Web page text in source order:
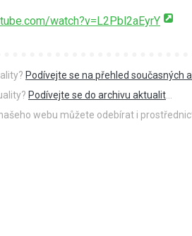
watch?v=L2Pbl2aEyrY
Podívejte se na přehled současných
Podívejte se do archivu aktualit
webu můžete odebírat i